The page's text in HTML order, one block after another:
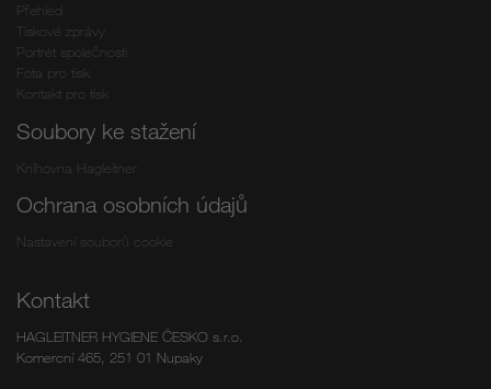
Přehled
Tiskové zprávy
Portrét společnosti
Fota pro tisk
Kontakt pro tisk
Soubory ke stažení
Knihovna Hagleitner
Ochrana osobních údajů
Nastavení souborů cookie
Kontakt
HAGLEITNER HYGIENE ČESKO s.r.o.
Komercní 465, 251 01 Nupaky